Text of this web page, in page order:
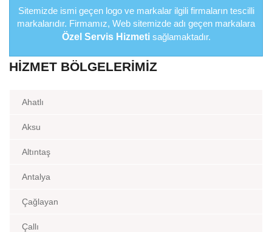
Sitemizde ismi geçen logo ve markalar ilgili firmaların tescilli
markalarıdır. Firmamız, Web sitemizde adı geçen markalara
Özel Servis Hizmetisağlamaktadır.
HIZMET BÖLGELERIMIZ
Ahatlı
Aksu
Altıntaş
Antalya
Çağlayan
Çallı